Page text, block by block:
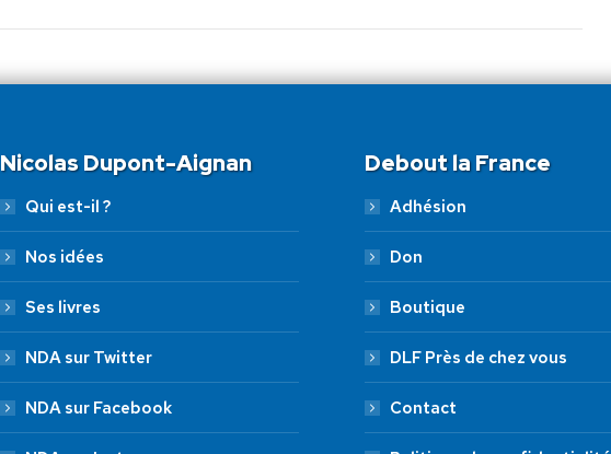
Nicolas Dupont-Aignan
Qui est-il ?
Nos idées
Ses livres
NDA sur Twitter
NDA sur Facebook
Debout la France
Adhésion
Don
Boutique
DLF Près de chez vous
Contact